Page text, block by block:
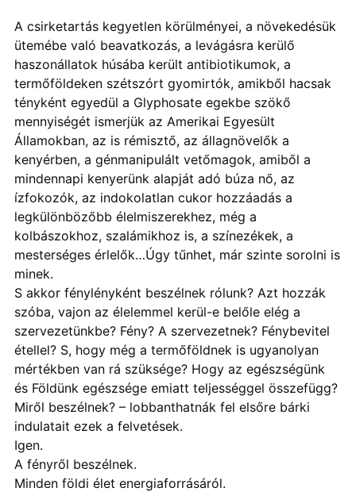
A csirketartás kegyetlen körülményei, a növekedésük
ütemébe való beavatkozás, a levágásra kerülő
haszonállatok húsába került antibiotikumok, a
termőföldeken szétszórt gyomirtók, amikből hacsak
tényként egyedül a Glyphosate egekbe szökő
mennyiségét ismerjük az Amerikai Egyesült
Államokban, az is rémisztő, az állagnövelők a
kenyérben, a génmanipulált vetőmagok, amiből a
mindennapi kenyerünk alapját adó búza nő, az
ízfokozók, az indokolatlan cukor hozzáadás a
legkülönbözőbb élelmiszerekhez, még a
kolbászokhoz, szalámikhoz is, a színezékek, a
mesterséges érlelők…Úgy tűnhet, már szinte sorolni is
minek.
S akkor fénylényként beszélnek rólunk? Azt hozzák
szóba, vajon az élelemmel kerül-e belőle elég a
szervezetünkbe? Fény? A szervezetnek? Fénybevitel
étellel? S, hogy még a termőföldnek is ugyanolyan
mértékben van rá szüksége? Hogy az egészségünk
és Földünk egészsége emiatt teljességgel összefügg?
Miről beszélnek? – lobbanthatnák fel elsőre bárki
indulatait ezek a felvetések.
Igen.
A fényről beszélnek.
Minden földi élet energiaforrásáról.